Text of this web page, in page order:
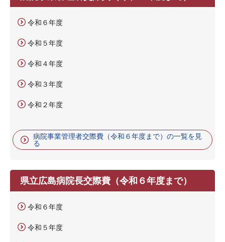
令和６年度
令和５年度
令和４年度
令和３年度
令和２年度
病院事業管理者交際費（令和６年度まで）の一覧を見
る
県立広島病院長交際費（令和６年度まで）
令和６年度
令和５年度